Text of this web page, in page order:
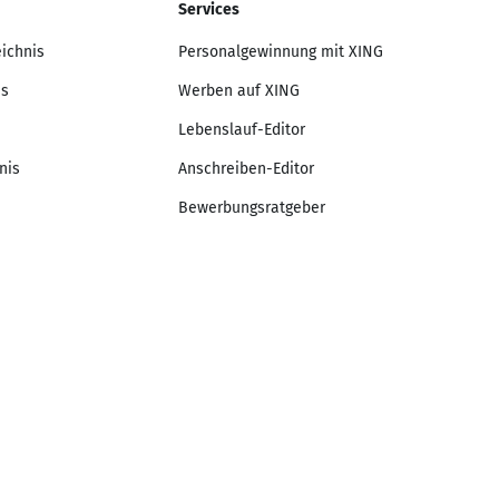
Services
Personalgewinnung mit XING
Werben auf XING
Lebenslauf-Editor
Anschreiben-Editor
Bewerbungsratgeber